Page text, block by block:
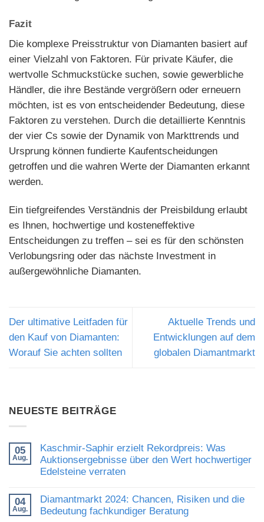
Fazit
Die komplexe Preisstruktur von Diamanten basiert auf
einer Vielzahl von Faktoren. Für private Käufer, die
wertvolle Schmuckstücke suchen, sowie gewerbliche
Händler, die ihre Bestände vergrößern oder erneuern
möchten, ist es von entscheidender Bedeutung, diese
Faktoren zu verstehen. Durch die detaillierte Kenntnis
der vier Cs sowie der Dynamik von Markttrends und
Ursprung können fundierte Kaufentscheidungen
getroffen und die wahren Werte der Diamanten erkannt
werden.
Ein tiefgreifendes Verständnis der Preisbildung erlaubt
es Ihnen, hochwertige und kosteneffektive
Entscheidungen zu treffen – sei es für den schönsten
Verlobungsring oder das nächste Investment in
außergewöhnliche Diamanten.
Der ultimative Leitfaden für
den Kauf von Diamanten:
Worauf Sie achten sollten
Aktuelle Trends und
Entwicklungen auf dem
globalen Diamantmarkt
NEUESTE BEITRÄGE
05
Aug.
Kaschmir-Saphir erzielt Rekordpreis: Was
Auktionsergebnisse über den Wert hochwertiger
Edelsteine verraten
zu
Kaschmir-
04
Aug.
Diamantmarkt 2024: Chancen, Risiken und die
Bedeutung fachkundiger Beratung